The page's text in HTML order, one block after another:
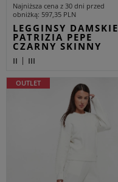
Najniższa cena z 30 dni przed
obniżką 597,35 PLN
LEGGINSY DAMSKIE
PATRIZIA PEPE
CZARNY SKINNY
II III
OUTLET